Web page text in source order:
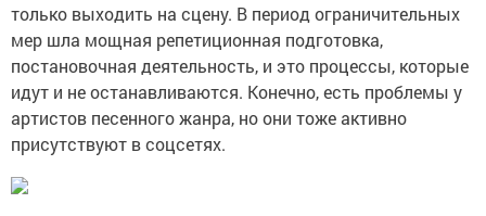
только выходить на сцену. В период ограничительных
мер шла мощная репетиционная подготовка,
постановочная деятельность, и это процессы, которые
идут и не останавливаются. Конечно, есть проблемы у
артистов песенного жанра, но они тоже активно
присутствуют в соцсетях.